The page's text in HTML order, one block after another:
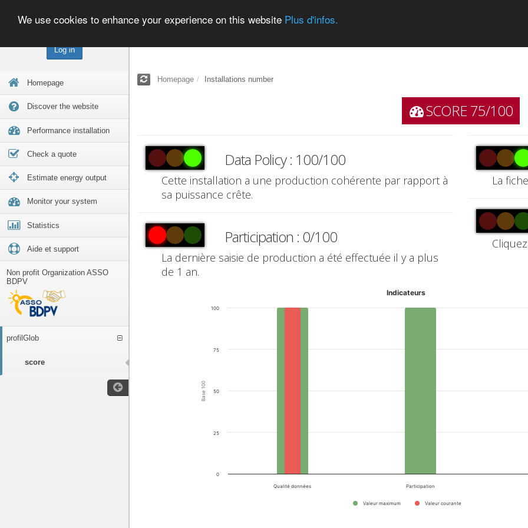
Log in
Homepage
Discover the website
Performance installation
Check a quote
Estimate energy output
Monitor your system
Statistics
Aide et support
Non profit Organization ASSO
BDPV
profilGlob
score
We use cookies to enhance your experience on this website Plus d'infos.
Homepage Installations number
SCORE 75/100
Data Policy : 100/100
Cette installation a une production cohérente par rapport à
sa puissance crête.
Participation : 0/100
La dernière saisie de production a été effectuée il y a plus
de 1 an.
La
Base 100
Indicateurs
Valeur maximum Valeur courante
Qualité données Participation
0
25
50
75
100